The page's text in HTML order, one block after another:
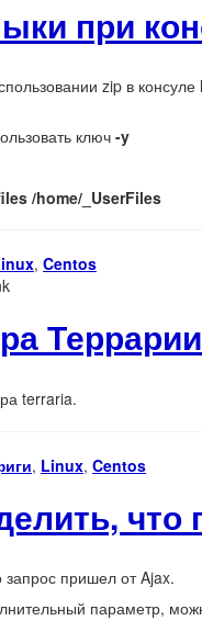
при
zip в
ключ -y
/home/_UserFiles
, Centos
terraria.
, Linux, Centos
запрос пришел от Ajax.
параметр,